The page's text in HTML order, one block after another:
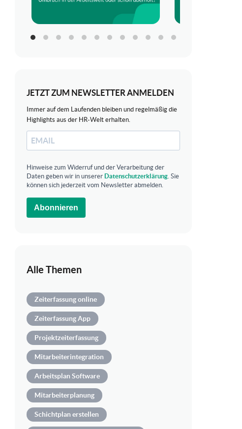
JETZT ZUM NEWSLETTER ANMELDEN
Immer auf dem Laufenden bleiben und regelmäßig die
Highlights aus der HR-Welt erhalten.
Hinweise zum Widerruf und der Verarbeitung der
Daten geben wir in unserer Datenschutzerklärung. Sie
können sich jederzeit vom Newsletter abmelden.
Abonnieren
Alle Themen
Zeiterfassung online
Zeiterfassung App
Projektzeiterfassung
Mitarbeiterintegration
Arbeitsplan Software
Mitarbeiterplanung
Schichtplan erstellen